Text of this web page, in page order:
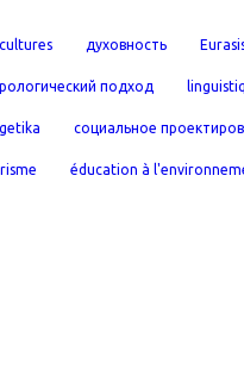
духовность
подход
социальное
éducation à